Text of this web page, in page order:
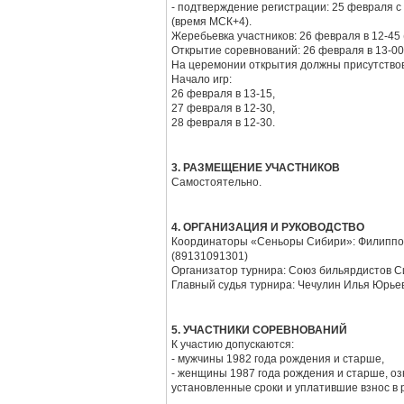
- подтверждение регистрации: 25 февраля
(время МСК+4).
Жеребьевка участников: 26 февраля в 12-
Открытие соревнований: 26 февраля в 13-
На церемонии открытия должны
Начало игр:
26 февраля в 13-15,
27 февраля в 12-30,
28 февраля в 12-30.
3. РАЗМЕЩЕНИЕ УЧАСТНИКОВ
Самостоятельно.
4. ОРГАНИЗАЦИЯ И РУКОВОДСТВО
Координаторы «Сеньоры Сибири»:
(89131091301)
Организатор турнира: Союз бильярдистов
Главный судья турнира: Чечулин Илья
5. УЧАСТНИКИ СОРЕВНОВАНИЙ
К участию допускаются:
- мужчины 1982 года рождения и старше,
- женщины 1987 года рождения и старше,
установленные сроки и уплатившие взнос в